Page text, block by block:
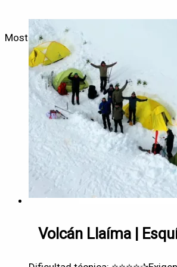
Mostrando el único resultado
Volcán Llaíma |